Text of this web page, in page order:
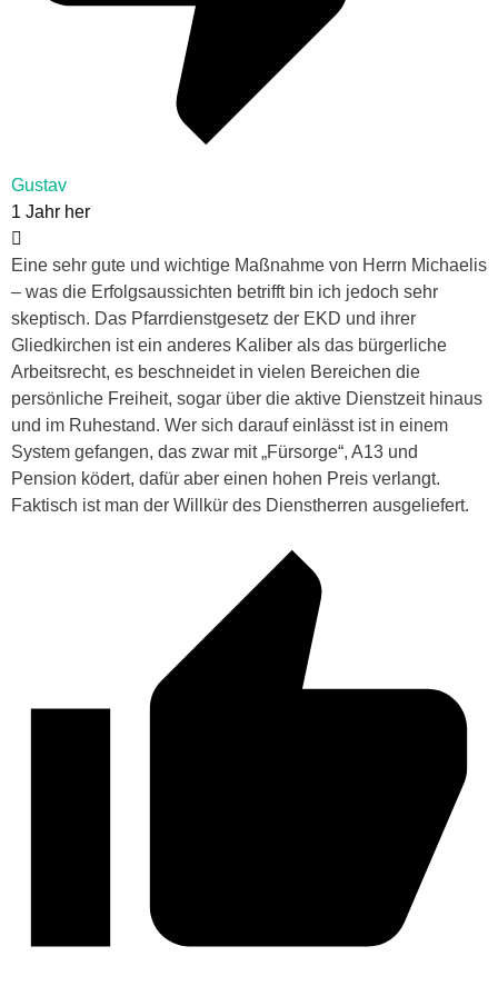
Gustav
1 Jahr her
Eine sehr gute und wichtige Maßnahme von Herrn Michaelis
– was die Erfolgsaussichten betrifft bin ich jedoch sehr
skeptisch. Das Pfarrdienstgesetz der EKD und ihrer
Gliedkirchen ist ein anderes Kaliber als das bürgerliche
Arbeitsrecht, es beschneidet in vielen Bereichen die
persönliche Freiheit, sogar über die aktive Dienstzeit hinaus
und im Ruhestand. Wer sich darauf einlässt ist in einem
System gefangen, das zwar mit „Fürsorge“, A13 und
Pension ködert, dafür aber einen hohen Preis verlangt.
Faktisch ist man der Willkür des Dienstherren ausgeliefert.